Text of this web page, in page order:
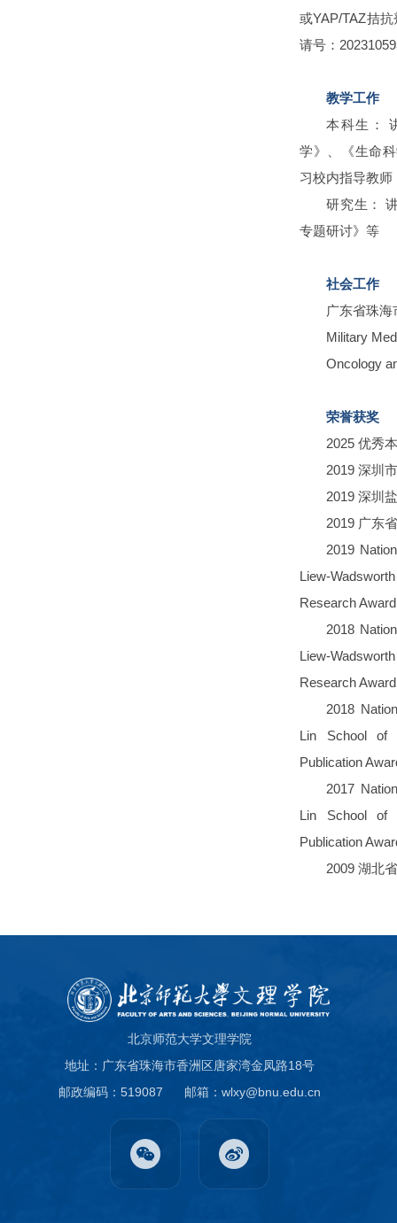
或YAP/TAZ拮
请号：
教学工作
本科生：
学》、《生命
习校内指导教师
研究生：
专题研讨》等
社会工作
广东省珠
Military
Oncology
荣誉获奖
2025 优秀
2019 深圳
2019 深圳
2019 广东
2019
Liew-
Research Award
2018
Liew-
Research Award
2018
Lin School of
Publication
2017
Lin School of
Publication
2009 湖北
北京师范大学文理学院
地址：广东省珠海市香洲区唐家湾金凤路18号
邮政编码：519087
邮箱：wlxy@bnu.edu.cn